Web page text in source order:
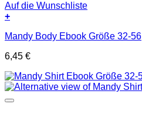
Auf die Wunschliste
+
Mandy Body Ebook Größe 32-56
6,45 €